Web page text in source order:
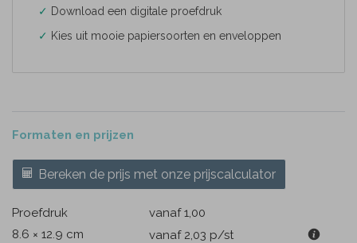
✓ Download een digitale proefdruk
✓ Kies uit mooie papiersoorten en enveloppen
Formaten en prijzen
Bereken de prijs met onze prijscalculator
Proefdruk
vanaf 1,00
8.6 × 12.9 cm
vanaf 2,03 p/st